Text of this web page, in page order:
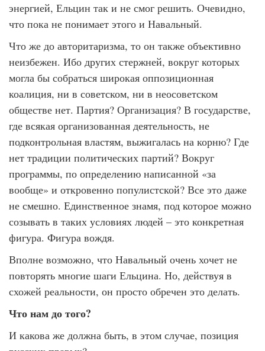
энергией, Ельцин так и не смог решить. Очевидно,
что пока не понимает этого и Навальный.
Что же до авторитаризма, то он также объективно
неизбежен. Ибо других стержней, вокруг которых
могла бы собраться широкая оппозиционная
коалиция, ни в советском, ни в неосоветском
обществе нет. Партия? Организация? В государстве,
где всякая организованная деятельность, не
подконтрольная властям, выжигалась на корню? Где
нет традиции политических партий? Вокруг
программы, по определению написанной «за
вообще» и откровенно популистской? Все это даже
не смешно. Единственное знамя, под которое можно
созывать в таких условиях людей – это конкретная
фигура. Фигура вождя.
Вполне возможно, что Навальный очень хочет не
повторять многие шаги Ельцина. Но, действуя в
схожей реальности, он просто обречен это делать.
Что нам до того?
И какова же должна быть, в этом случае, позиция